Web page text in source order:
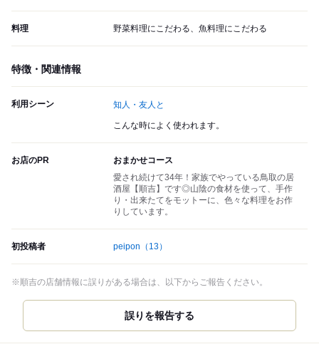
料理 野菜料理にこだわる、魚料理にこだわる
特徴・関連情報
利用シーン 知人・友人と
こんな時によく使われます。
お店のPR
おまかせコース
愛され続けて34年！家族でやっている鳥取の居
酒屋【順吉】です◎山陰の食材を使って、手作
り・出来たてをモットーに、色々な料理をお作
りしています。
初投稿者 peipon （13）
※順吉の店舗情報に誤りがある場合は、以下からご報告ください。
誤りを報告する